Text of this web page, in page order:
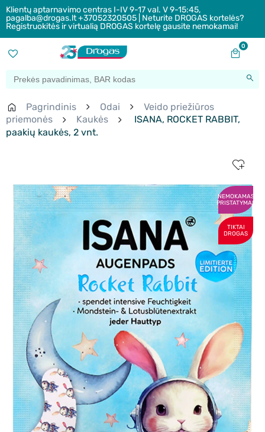
Klientų aptarnavimo centras I-IV 9-17 val. V 9-15:45,
pagalba@drogas.lt +37052320505 | Neturite DROGAS kortelės?
Registruokitės ir virtualią DROGAS kortelę gausite nemokamai!
0
Pagrindinis Odai
Veido priežiūros
priemonės
Kaukės
ISANA, ROCKET RABBIT,
paakių kaukės, 2 vnt.
NEMOKAMAS
PRISTATYMAS
TIKTAI
DROGAS